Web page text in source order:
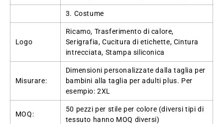
3. Costume
Logo
Ricamo, Trasferimento di calore,
Serigrafia, Cucitura di etichette, Cintura
intrecciata, Stampa siliconica
Misurare:
Dimensioni personalizzate dalla taglia per
bambini alla taglia per adulti plus. Per
esempio: 2XL
MOQ:
50 pezzi per stile per colore (diversi tipi di
tessuto hanno MOQ diversi)